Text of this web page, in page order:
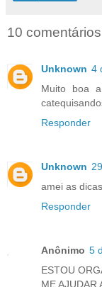
10
Unknown 4
Muito boa
Responder
Unknown
amei as
Responder
Anônimo 5
ESTOU
ME AJUDAR